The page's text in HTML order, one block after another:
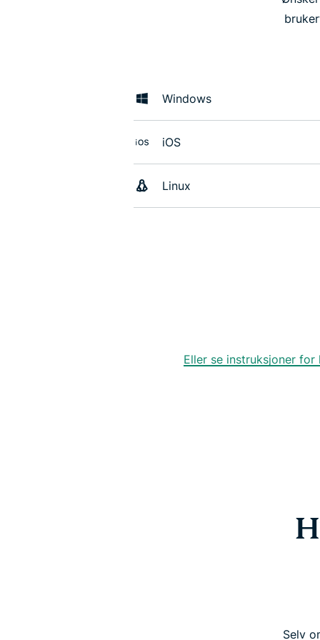
Windows
iOS
Linux
Eller se instruksjoner for
Selv